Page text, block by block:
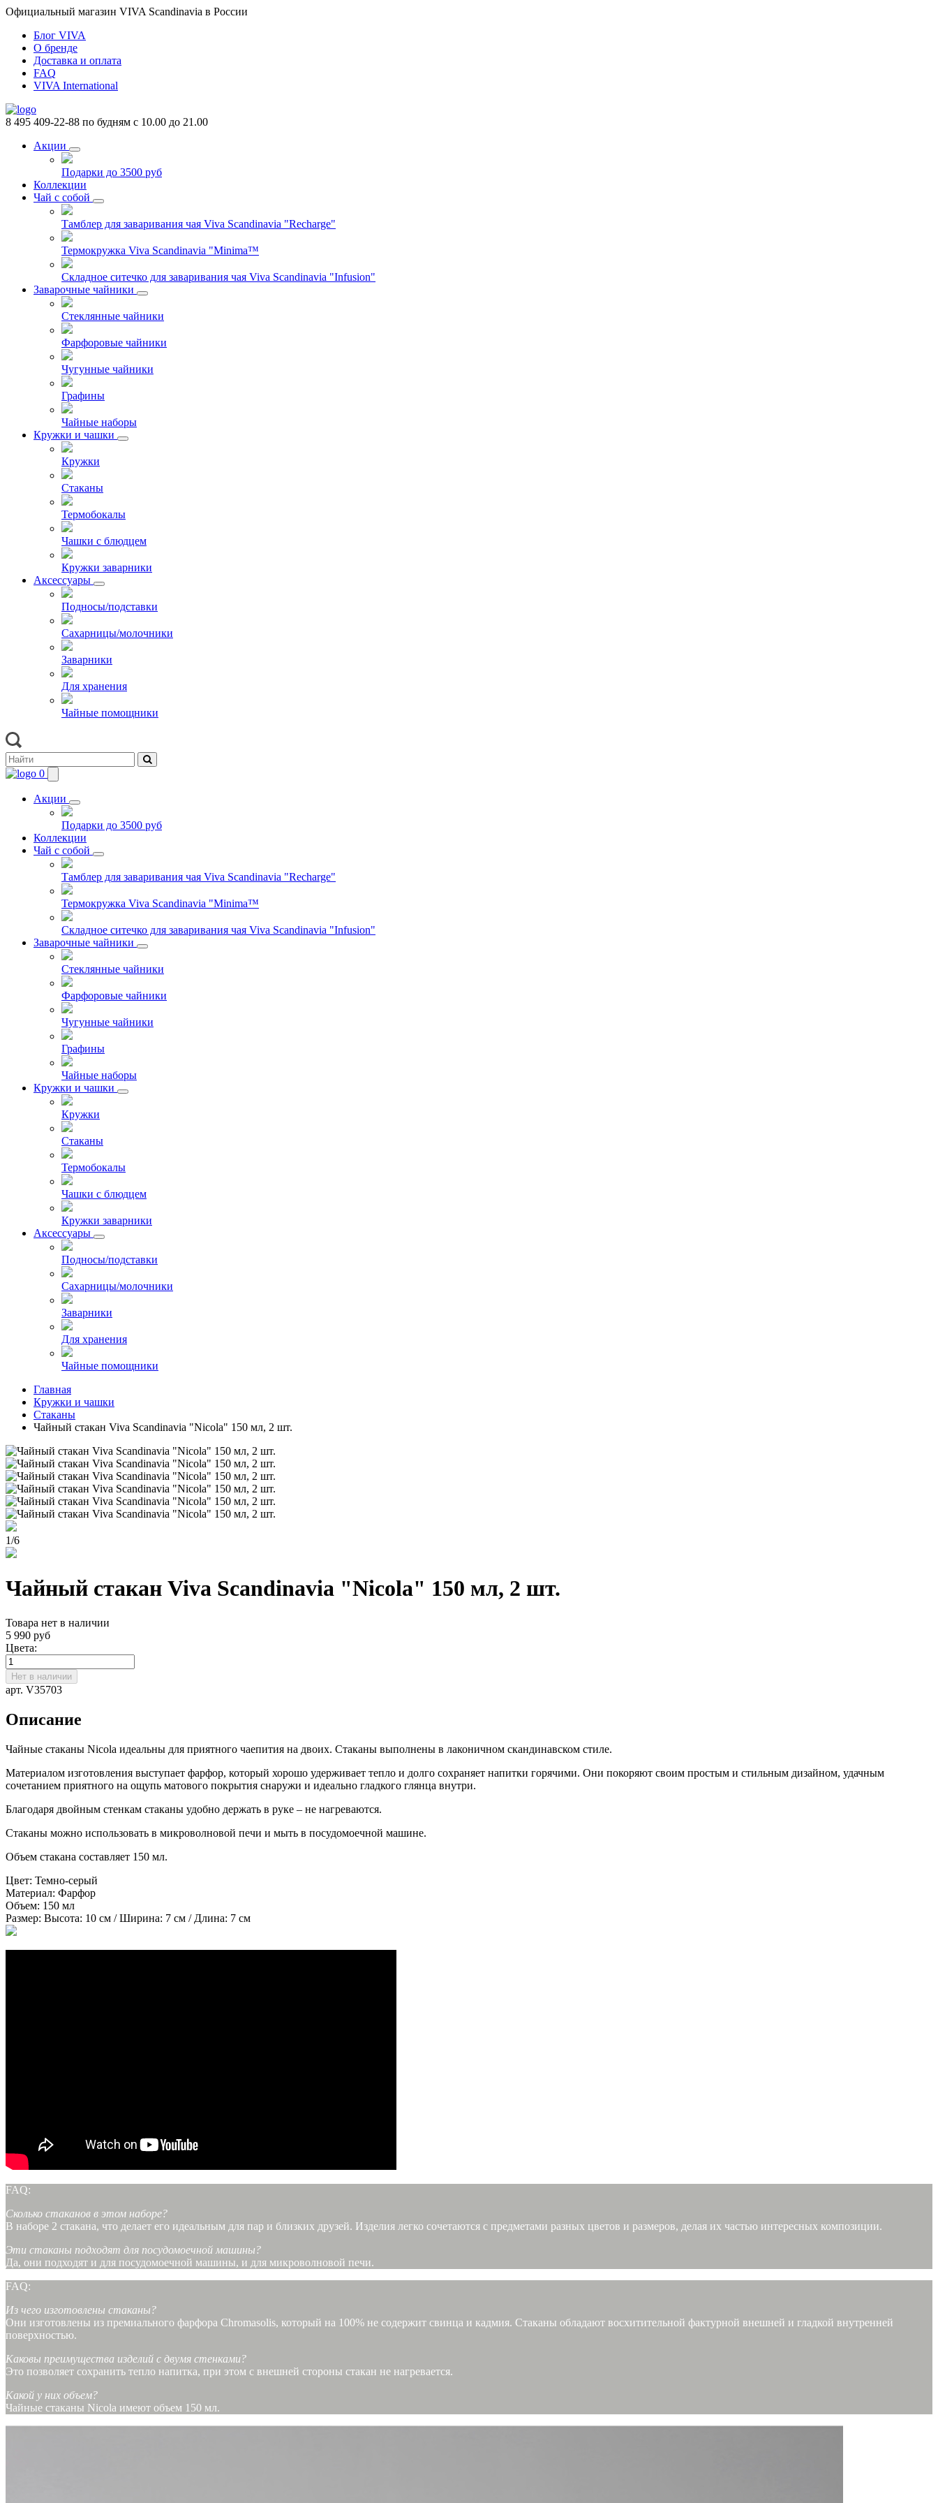
Официальный магазин VIVA Scandinavia в России
Блог VIVA
О бренде
Доставка и оплата
FAQ
VIVA International
8 495 409-22-88 по будням с 10.00 до 21.00
Акции
Подарки до 3500 руб
Коллекции
Чай с собой
Тамблер для заваривания чая Viva Scandinavia "Recharge"
Термокружка Viva Scandinavia "Minima™
Складное ситечко для заваривания чая Viva Scandinavia "Infusion"
Заварочные чайники
Стеклянные чайники
Фарфоровые чайники
Чугунные чайники
Графины
Чайные наборы
Кружки и чашки
Кружки
Стаканы
Термобокалы
Чашки с блюдцем
Кружки заварники
Аксессуары
Подносы/подставки
Сахарницы/молочники
Заварники
Для хранения
Чайные помощники
0
Акции
Подарки до 3500 руб
Коллекции
Чай с собой
Тамблер для заваривания чая Viva Scandinavia "Recharge"
Термокружка Viva Scandinavia "Minima™
Складное ситечко для заваривания чая Viva Scandinavia "Infusion"
Заварочные чайники
Стеклянные чайники
Фарфоровые чайники
Чугунные чайники
Графины
Чайные наборы
Кружки и чашки
Кружки
Стаканы
Термобокалы
Чашки с блюдцем
Кружки заварники
Аксессуары
Подносы/подставки
Сахарницы/молочники
Заварники
Для хранения
Чайные помощники
Главная
Кружки и чашки
Стаканы
Чайный стакан Viva Scandinavia "Nicola" 150 мл, 2 шт.
1/6
Чайный стакан Viva Scandinavia "Nicola" 150 мл, 2 шт.
Товара нет в наличии
5 990 руб
Цвета:
Нет в наличии
арт. V35703
Описание
Чайные стаканы Nicola идеальны для приятного чаепития на двоих. Стаканы выполнены в лаконичном скандинавском стиле.
Материалом изготовления выступает фарфор, который хорошо удерживает тепло и долго сохраняет напитки горячими. Они покоряют своим простым и стильным дизайном, удачным
сочетанием приятного на ощупь матового покрытия снаружи и идеально гладкого глянца внутри.
Благодаря двойным стенкам стаканы удобно держать в руке – не нагреваются.
Стаканы можно использовать в микроволновой печи и мыть в посудомоечной машине.
Объем стакана составляет 150 мл.
Цвет: Темно-серый
Материал: Фарфор
Объем: 150 мл
Размер: Высота: 10 см / Ширина: 7 см / Длина: 7 см
FAQ:
Сколько стаканов в этом наборе?
В наборе 2 стакана, что делает его идеальным для пар и близких друзей. Изделия легко сочетаются с предметами разных цветов и размеров, делая их частью интересных композиции.
Эти стаканы подходят для посудомоечной машины?
Да, они подходят и для посудомоечной машины, и для микроволновой печи.
FAQ:
Из чего изготовлены стаканы?
Они изготовлены из премиального фарфора Chromasolis, который на 100% не содержит свинца и кадмия. Стаканы обладают восхитительной фактурной внешней и гладкой внутренней
поверхностью.
Каковы преимущества изделий с двумя стенками?
Это позволяет сохранить тепло напитка, при этом с внешней стороны стакан не нагревается.
Какой у них объем?
Чайные стаканы Nicola имеют объем 150 мл.